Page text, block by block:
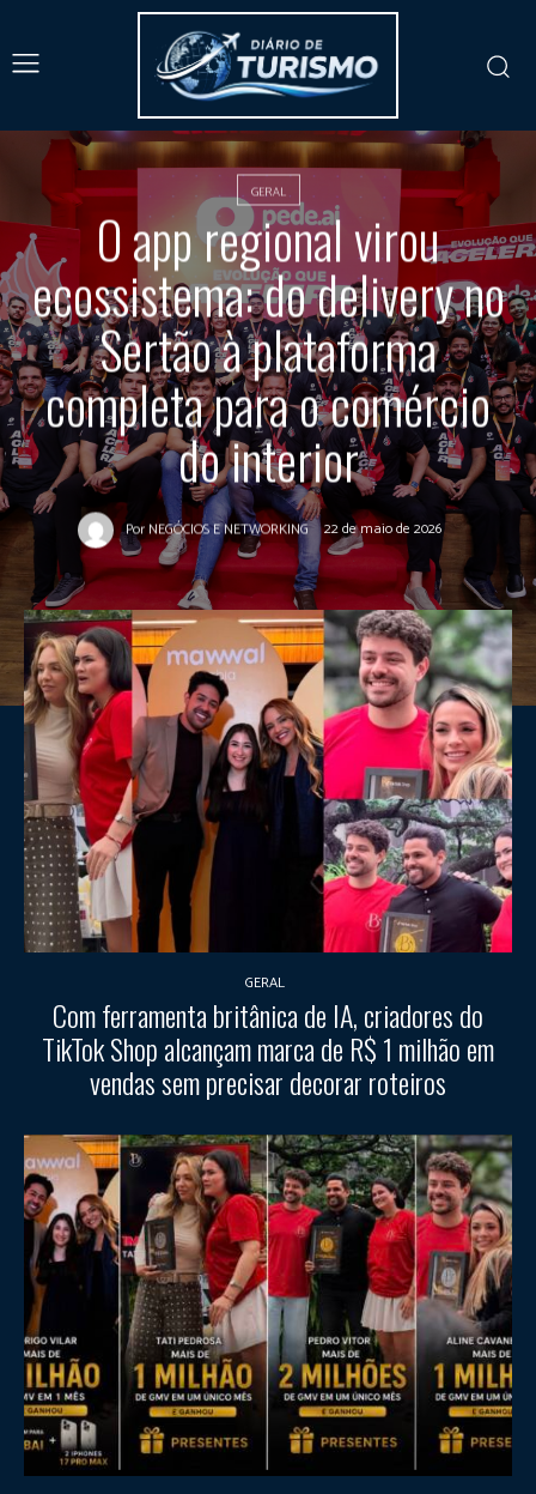
GERAL
O app regional virou
ecossistema: do delivery no
Sertão à plataforma
completa para o comércio
do interior
PorNEGÓCIOS E NETWORKING 22 de maio de 2026
GERAL
Com ferramenta britânica de IA, criadores do
TikTok Shop alcançam marca de R$ 1 milhão em
vendas sem precisar decorar roteiros